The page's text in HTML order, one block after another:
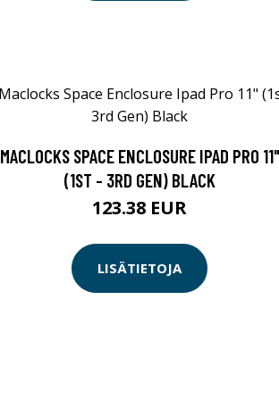
MACLOCKS SPACE ENCLOSURE IPAD PRO 11"
(1ST - 3RD GEN) BLACK
123.38 EUR
LISÄTIETOJA